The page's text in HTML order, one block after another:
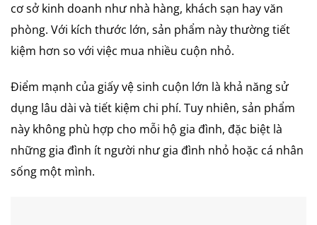
cơ sở kinh doanh như nhà hàng, khách sạn hay văn
phòng. Với kích thước lớn, sản phẩm này thường tiết
kiệm hơn so với việc mua nhiều cuộn nhỏ.
Điểm mạnh của giấy vệ sinh cuộn lớn là khả năng sử
dụng lâu dài và tiết kiệm chi phí. Tuy nhiên, sản phẩm
này không phù hợp cho mỗi hộ gia đình, đặc biệt là
những gia đình ít người như gia đình nhỏ hoặc cá nhân
sống một mình.